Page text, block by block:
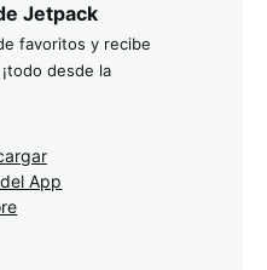
Jetpack
favoritos y recibe
desde la